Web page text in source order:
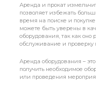
Аренда и прокат
позволяет избежать
время на поиске и
можете быть уверены в
оборудования, так как оно
обслуживание и
Аренда оборудования –
получить необходимое
или проведения